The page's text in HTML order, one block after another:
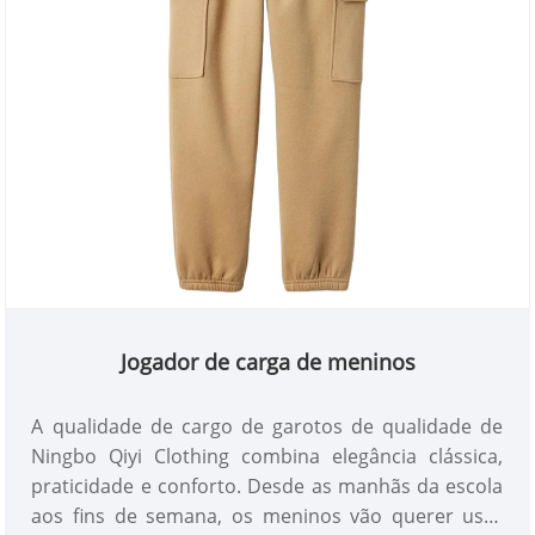
Jogador de carga de meninos
A qualidade de cargo de garotos de qualidade de
Ningbo Qiyi Clothing combina elegância clássica,
praticidade e conforto. Desde as manhãs da escola
aos fins de semana, os meninos vão querer usar